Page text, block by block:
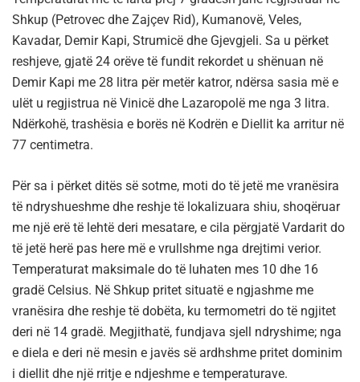
Shkup (Petrovec dhe Zajçev Rid), Kumanovë, Veles,
Kavadar, Demir Kapi, Strumicë dhe Gjevgjeli. Sa u përket
reshjeve, gjatë 24 orëve të fundit rekordet u shënuan në
Demir Kapi me 28 litra për metër katror, ndërsa sasia më e
ulët u regjistrua në Vinicë dhe Lazaropolë me nga 3 litra.
Ndërkohë, trashësia e borës në Kodrën e Diellit ka arritur në
77 centimetra.
Për sa i përket ditës së sotme, moti do të jetë me vranësira
të ndryshueshme dhe reshje të lokalizuara shiu, shoqëruar
me një erë të lehtë deri mesatare, e cila përgjatë Vardarit do
të jetë herë pas here më e vrullshme nga drejtimi verior.
Temperaturat maksimale do të luhaten mes 10 dhe 16
gradë Celsius. Në Shkup pritet situatë e ngjashme me
vranësira dhe reshje të dobëta, ku termometri do të ngjitet
deri në 14 gradë. Megjithatë, fundjava sjell ndryshime; nga
e diela e deri në mesin e javës së ardhshme pritet dominim
i diellit dhe një rritje e ndjeshme e temperaturave.